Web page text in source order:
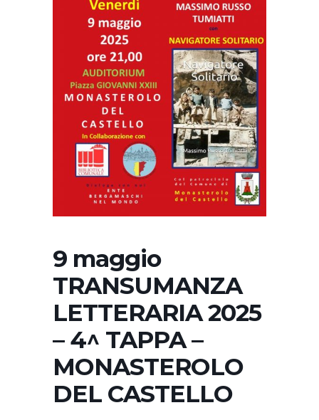
9 maggio
TRANSUMANZA
LETTERARIA 2025
– 4^ TAPPA –
MONASTEROLO
DEL CASTELLO